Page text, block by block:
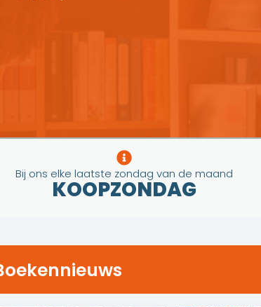
Bij ons elke laatste zondag van de maand
KOOPZONDAG